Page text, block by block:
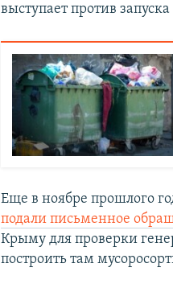
выступает против
Еще в ноябре прошлого
подали письменное
Крыму для проверки
построить там